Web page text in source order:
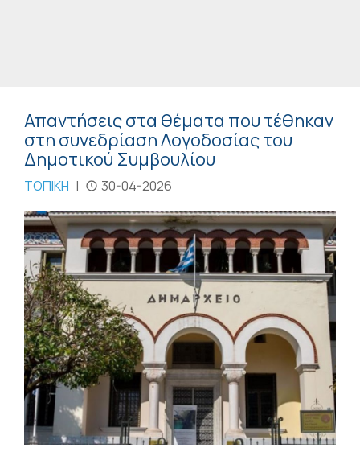
Απαντήσεις στα θέματα που τέθηκαν
στη συνεδρίαση Λογοδοσίας του
Δημοτικού Συμβουλίου
ΤΟΠΙΚΗ | 30-04-2026